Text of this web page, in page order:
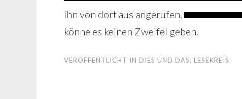
ihn von dort aus angerufen,
könne es keinen Zweifel geben.
VERÖFFENTLICHT IN DIES UND DAS, LESEKREIS